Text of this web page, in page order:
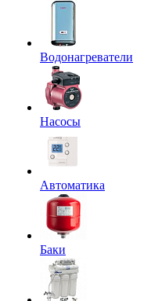
Водонагреватели
Насосы
Автоматика
Баки